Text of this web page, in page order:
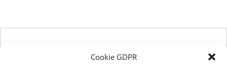
Cookie GDPR